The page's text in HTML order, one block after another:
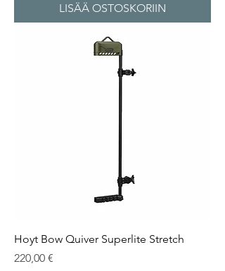
LISÄÄ OSTOSKORIIN
Hoyt Bow Quiver Superlite Stretch
Hinta
220,00 €